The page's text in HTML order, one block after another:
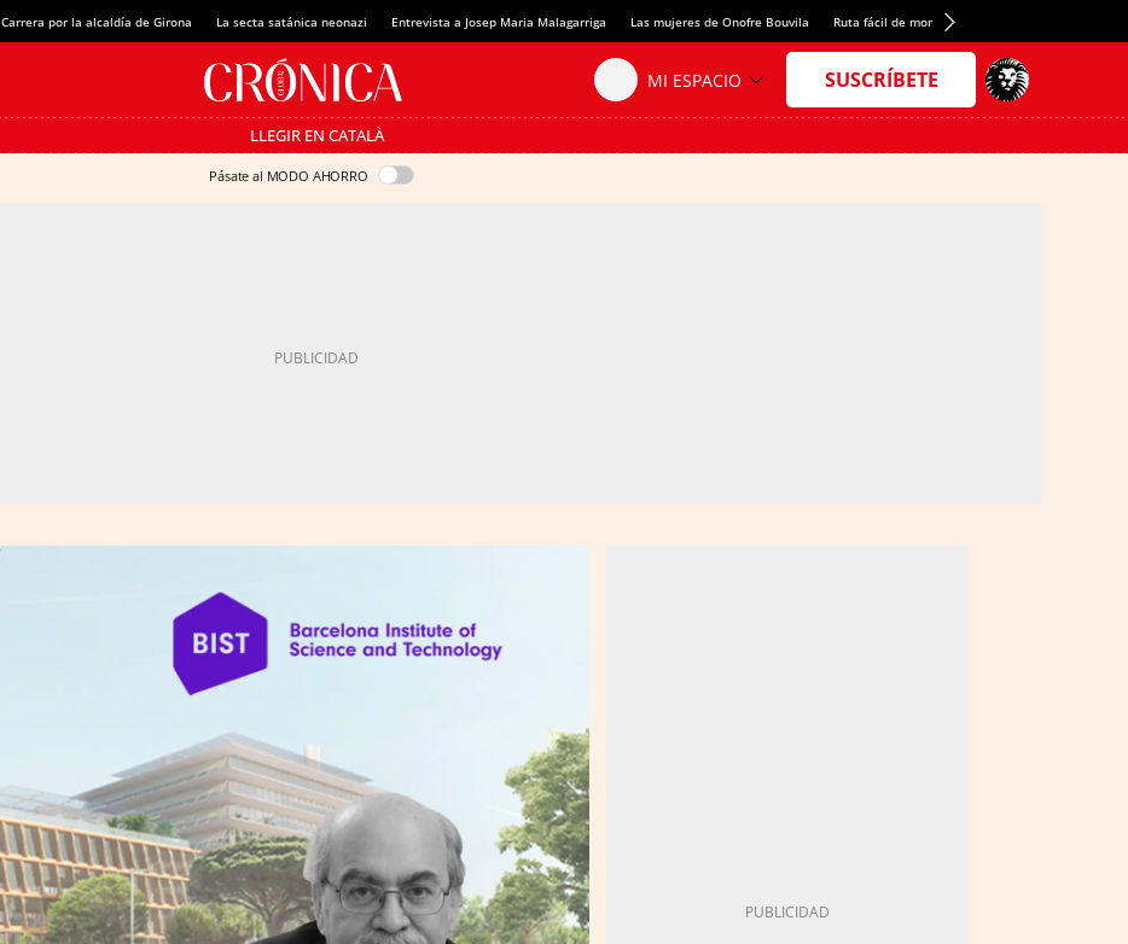
Carrera por la alcaldía de Girona La secta satánica neonazi Entrevista a Josep Maria Malagarriga Las mujeres de Onofre Bouvila Ruta fácil de montaña
LLEGIR EN CATALÀ
Pásate al MODO AHORRO